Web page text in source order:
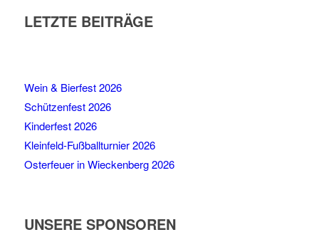
LETZTE BEITRÄGE
Wein & Bierfest 2026
Schützenfest 2026
Kinderfest 2026
Kleinfeld-Fußballturnier 2026
Osterfeuer in Wieckenberg 2026
UNSERE SPONSOREN